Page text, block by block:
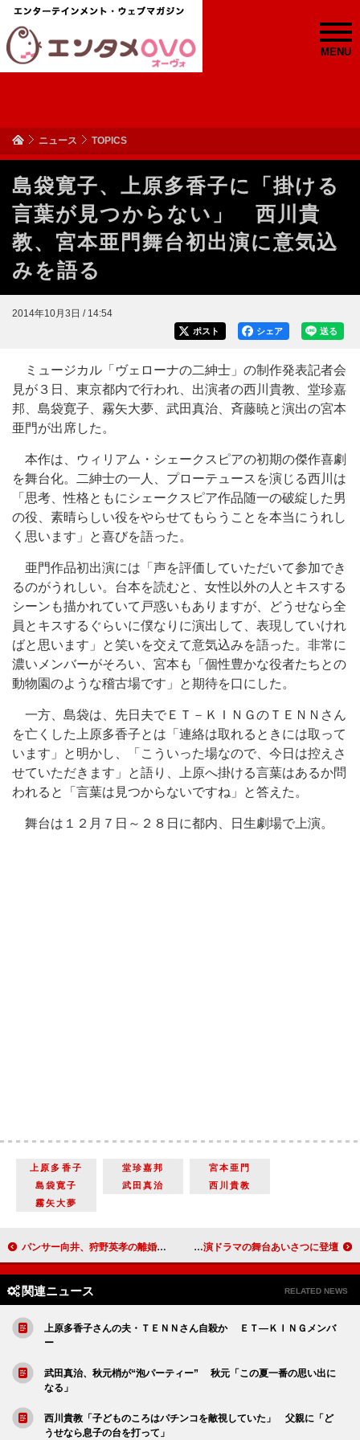
MENU
ニュース TOPICS
島袋寛子、上原多香子に「掛ける
言葉が見つからない」 西川貴
教、宮本亜門舞台初出演に意気込
みを語る
2014年10月3日 / 14:54
送る
シェア
ポスト
ミュージカル「ヴェローナの二紳士」の制作発表記者会
見が３日、東京都内で行われ、出演者の西川貴教、堂珍嘉
邦、島袋寛子、霧矢大夢、武田真治、斉藤暁と演出の宮本
亜門が出席した。
本作は、ウィリアム・シェークスピアの初期の傑作喜劇
を舞台化。二紳士の一人、プローテュースを演じる西川は
「思考、性格ともにシェークスピア作品随一の破綻した男
の役、素晴らしい役をやらせてもらうことを本当にうれし
く思います」と喜びを語った。
亜門作品初出演には「声を評価していただいて参加でき
るのがうれしい。台本を読むと、女性以外の人とキスする
シーンも描かれていて戸惑いもありますが、どうせなら全
員とキスするぐらいに僕なりに演出して、表現していけれ
ばと思います」と笑いを交えて意気込みを語った。非常に
濃いメンバーがそろい、宮本も「個性豊かな役者たちとの
動物園のような稽古場です」と期待を口にした。
一方、島袋は、先日夫でＥＴ－ＫＩＮＧのＴＥＮＮさん
を亡くした上原多香子とは「連絡は取れるときには取って
います」と明かし、「こういった場なので、今日は控えさ
せていただきます」と語り、上原へ掛ける言葉はあるか問
われると「言葉は見つからないですね」と答えた。
舞台は１２月７日～２８日に都内、日生劇場で上演。
上原多香子 堂珍嘉邦
宮本亜門
島袋寛子
武田真治
西川貴教
霧矢大夢
パンサー向井、狩野英孝の離婚に驚き 「そんなそぶり全くなかった」 錦戸亮「生徒がかわいい」 主演ドラマの舞台あいさつに登壇
関連ニュース RELATED NEWS
上原多香子さんの夫・ＴＥＮＮさん自殺か ＥＴ―ＫＩＮＧメンバ
ー
武田真治、秋元梢が“泡パーティー” 秋元「この夏一番の思い出に
なる」
西川貴教「子どものころはパチンコを敵視していた」 父親に「ど
うせなら息子の台を打って」